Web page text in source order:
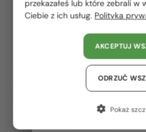
Z SOCZEWKĄ MONOFOKALNĄ
Optična okvirja
Magyarország / HU
United Arab
Austria / AT
Niemcy / DE
Włochy / IT
przekazałeś lub które zebrali w
Ciebie z ich usług. Polityka
AKCEPTUJ
ODRZUĆ
Pokaż